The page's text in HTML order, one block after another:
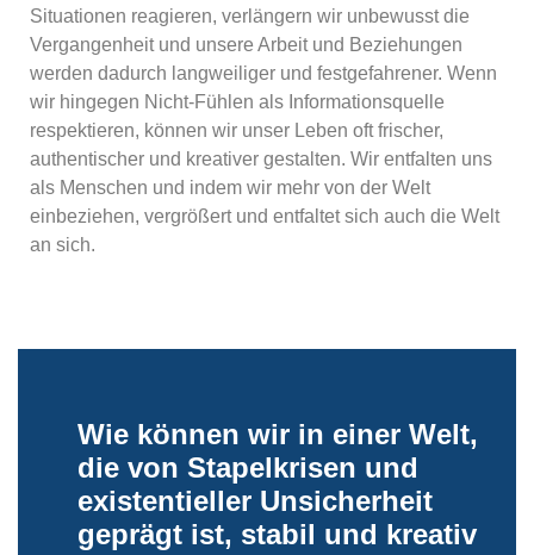
Situationen reagieren, verlängern wir unbewusst die
Vergangenheit und unsere Arbeit und Beziehungen
werden dadurch langweiliger und festgefahrener. Wenn
wir hingegen Nicht-Fühlen als Informationsquelle
respektieren, können wir unser Leben oft frischer,
authentischer und kreativer gestalten. Wir entfalten uns
als Menschen und indem wir mehr von der Welt
einbeziehen, vergrößert und entfaltet sich auch die Welt
an sich.
Wie können wir in einer Welt,
die von Stapelkrisen und
existentieller Unsicherheit
geprägt ist, stabil und kreativ